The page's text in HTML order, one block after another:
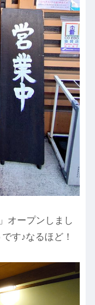
」オープンしまし
す♪なるほど！